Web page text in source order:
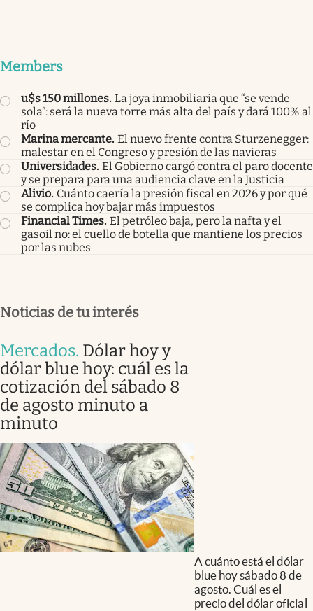
Members
u$s 150 millones. La joya inmobiliaria que “se vende
sola”: será la nueva torre más alta del país y dará 100% al
río
Marina mercante. El nuevo frente contra Sturzenegger:
malestar en el Congreso y presión de las navieras
Universidades. El Gobierno cargó contra el paro docente
y se prepara para una audiencia clave en la Justicia
Alivio. Cuánto caería la presión fiscal en 2026 y por qué
se complica hoy bajar más impuestos
Financial Times. El petróleo baja, pero la nafta y el
gasoil no: el cuello de botella que mantiene los precios
por las nubes
Noticias de tu interés
Mercados. Dólar hoy y
dólar blue hoy: cuál es la
cotización del sábado 8
de agosto minuto a
minuto
A cuánto está el dólar
blue hoy sábado 8 de
agosto. Cuál es el
precio del dólar oficial